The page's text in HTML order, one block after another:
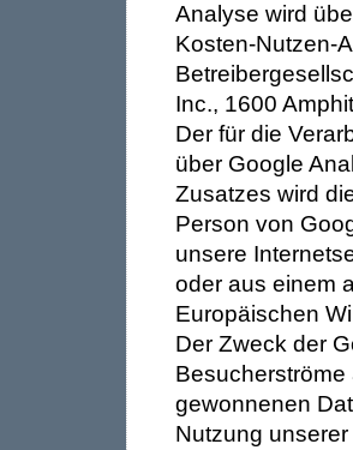
Analyse wird
Kosten-Nutzen-
Inc., 1600
Der für die
über Google
Zusatzes wird
Person von
unsere
oder aus einem
Europäischen
Der Zweck der
gewonnenen
Nutzung